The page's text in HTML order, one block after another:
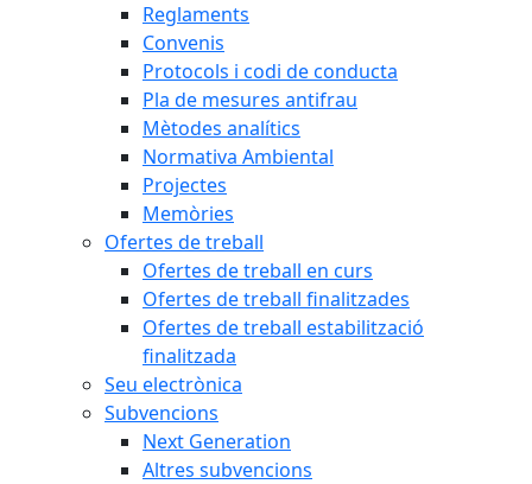
Reglaments
Convenis
Protocols i codi de conducta
Pla de mesures antifrau
Mètodes analítics
Normativa Ambiental
Projectes
Memòries
Ofertes de treball
Ofertes de treball en curs
Ofertes de treball finalitzades
Ofertes de treball estabilització
finalitzada
Seu electrònica
Subvencions
Next Generation
Altres subvencions